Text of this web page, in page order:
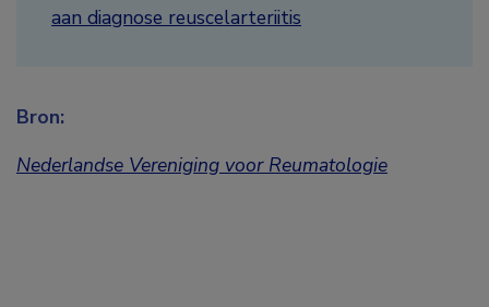
aan diagnose reuscelarteriitis
Bron:
Nederlandse Vereniging voor Reumatologie